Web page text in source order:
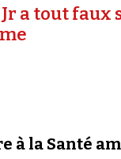
de presse
a tout faux
à la Santé